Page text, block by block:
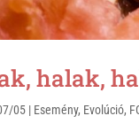
halak,
05 | Esemény, Evolúció,